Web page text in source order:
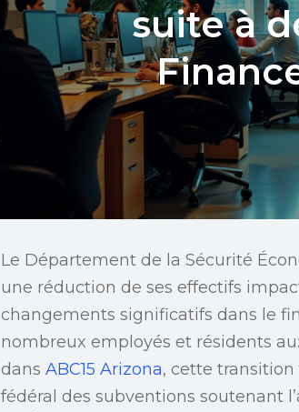
suite à
Le Département de la Sécurité
une réduction de ses effectifs
changements significatifs dans le
nombreux employés et résidents
dans ABC15 Arizona, cette
fédéral des subventions soutenant